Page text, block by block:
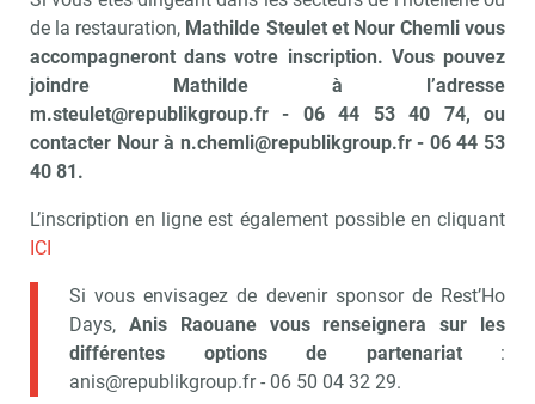
de la restauration, Mathilde Steulet et Nour Chemli vous
accompagneront dans votre inscription. Vous pouvez
joindre Mathilde à l’adresse
m.steulet@republikgroup.fr - 06 44 53 40 74, ou
contacter Nour à n.chemli@republikgroup.fr - 06 44 53
40 81.
L’inscription en ligne est également possible en cliquant
ICI
Si vous envisagez de devenir sponsor de Rest’Ho
Days, Anis Raouane vous renseignera sur les
différentes options de partenariat:
anis@republikgroup.fr - 06 50 04 32 29.